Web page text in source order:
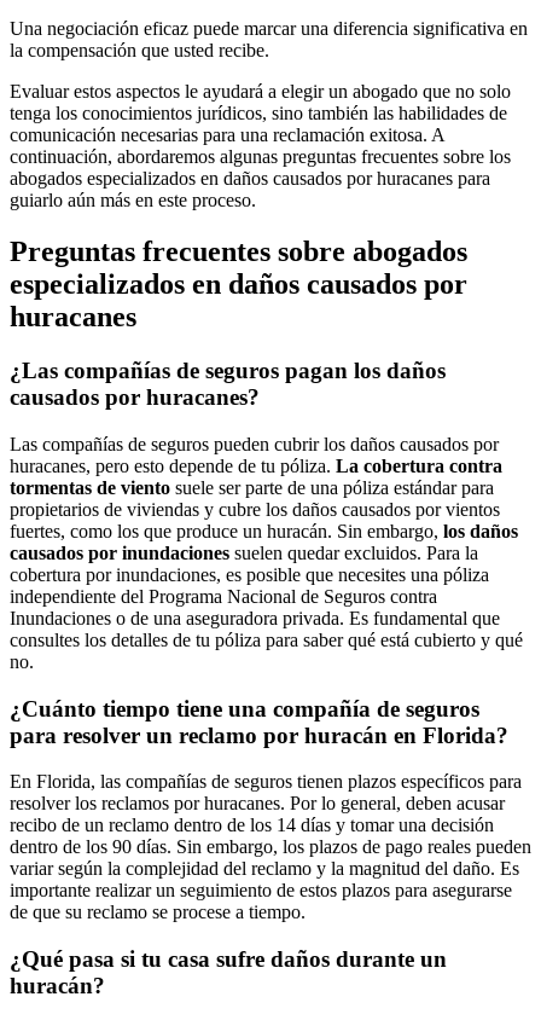
Una negociación eficaz puede marcar una diferencia significativa en
la compensación que usted recibe.
Evaluar estos aspectos le ayudará a elegir un abogado que no solo
tenga los conocimientos jurídicos, sino también las habilidades de
comunicación necesarias para una reclamación exitosa. A
continuación, abordaremos algunas preguntas frecuentes sobre los
abogados especializados en daños causados ​​por huracanes para
guiarlo aún más en este proceso.
Preguntas frecuentes sobre abogados
especializados en daños causados ​​por
huracanes
¿Las compañías de seguros pagan los daños
causados ​​por huracanes?
Las compañías de seguros pueden cubrir los daños causados ​​por
huracanes, pero esto depende de tu póliza. La cobertura contra
tormentas de viento suele ser parte de una póliza estándar para
propietarios de viviendas y cubre los daños causados ​​por vientos
fuertes, como los que produce un huracán. Sin embargo, los daños
causados ​​por inundaciones suelen quedar excluidos. Para la
cobertura por inundaciones, es posible que necesites una póliza
independiente del Programa Nacional de Seguros contra
Inundaciones o de una aseguradora privada. Es fundamental que
consultes los detalles de tu póliza para saber qué está cubierto y qué
no.
¿Cuánto tiempo tiene una compañía de seguros
para resolver un reclamo por huracán en Florida?
En Florida, las compañías de seguros tienen plazos específicos para
resolver los reclamos por huracanes. Por lo general, deben acusar
recibo de un reclamo dentro de los 14 días y tomar una decisión
dentro de los 90 días. Sin embargo, los plazos de pago reales pueden
variar según la complejidad del reclamo y la magnitud del daño. Es
importante realizar un seguimiento de estos plazos para asegurarse
de que su reclamo se procese a tiempo.
¿Qué pasa si tu casa sufre daños durante un
huracán?